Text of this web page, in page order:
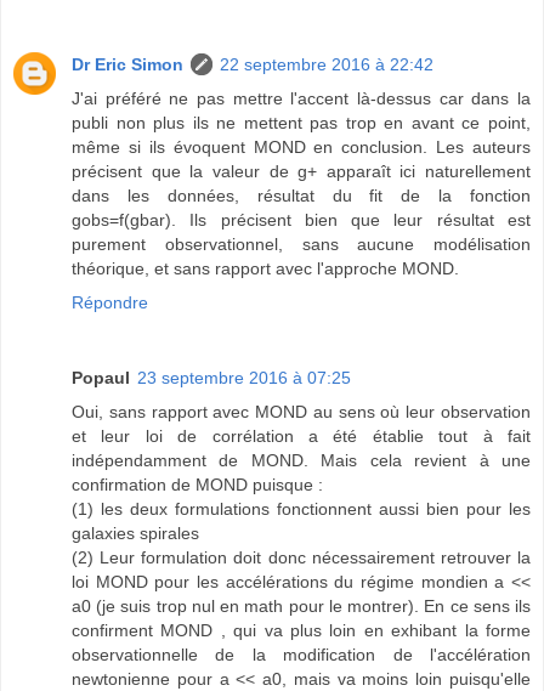
Dr Eric Simon
22 septembre 2016 à 22:42
J'ai préféré ne pas mettre l'accent là-dessus car dans la
publi non plus ils ne mettent pas trop en avant ce point,
même si ils évoquent MOND en conclusion. Les auteurs
précisent que la valeur de g+ apparaît ici naturellement
dans les données, résultat du fit de la fonction
gobs=f(gbar). Ils précisent bien que leur résultat est
purement observationnel, sans aucune modélisation
théorique, et sans rapport avec l'approche MOND.
Répondre
Popaul 23 septembre 2016 à 07:25
Oui, sans rapport avec MOND au sens où leur observation
et leur loi de corrélation a été établie tout à fait
indépendamment de MOND. Mais cela revient à une
confirmation de MOND puisque :
(1) les deux formulations fonctionnent aussi bien pour les
galaxies spirales
(2) Leur formulation doit donc nécessairement retrouver la
loi MOND pour les accélérations du régime mondien a <<
a0 (je suis trop nul en math pour le montrer). En ce sens ils
confirment MOND , qui va plus loin en exhibant la forme
observationnelle de la modification de l'accélération
newtonienne pour a << a0, mais va moins loin puisqu'elle